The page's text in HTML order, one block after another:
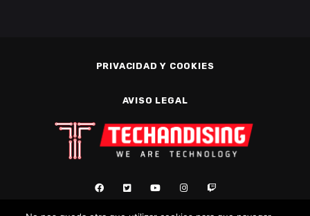
PRIVACIDAD Y COOKIES
AVISO LEGAL